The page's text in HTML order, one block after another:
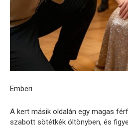
Emberi.
A kert másik oldalán egy magas
szabott sötétkék öltönyben, és